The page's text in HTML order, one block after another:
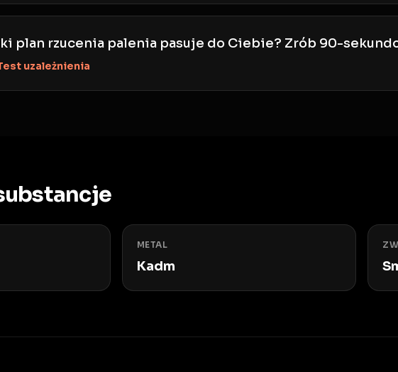
plan rzucenia palenia pasuje do Ciebie? Zrób 90-
uzależnienia
METAL
Kadm